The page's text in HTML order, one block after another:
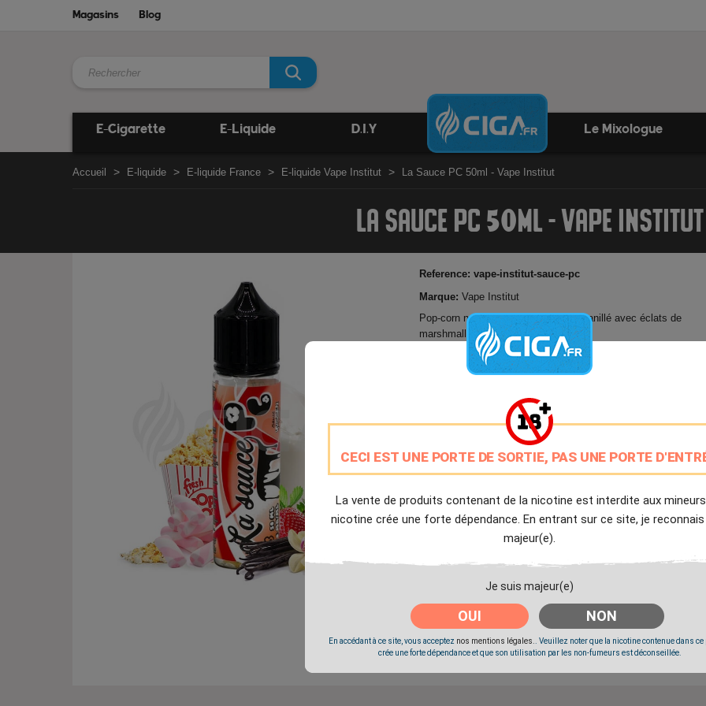
CECI EST UNE PORTE DE SORTIE, PAS UNE PORTE
La vente de produits contenant de la nicotine est interdite aux
nicotine crée une forte dépendance. En entrant sur ce site, je
majeur(e).
Je suis majeur(e)
OUI NON
En accédant à ce site, vous acceptez nos mentions légales.
. Veuillez noter que la nicotine contenue dans
crée une forte dépendance et que son utilisation par les non-fumeurs est déconseillée.
Magasins Blog
E-Cigarette E-Liquide D.I.Y Le Mixologue
Accueil E-liquide E-liquide France E-liquide Vape Institut La Sauce PC 50ml - Vape Institut
LA SAUCE PC 50ML - VAPE INSTITUT
Reference: vape-institut-sauce-pc
Marque: Vape Institut
Pop-corn nappé d'une sauce au lait vanillé avec éclats de
marshmallow et bonbon fraise.
Possibilité d'ajouter booster de nicotine
Elaboré en France
Avis client de Ciga.fr
Livraison Offerte
Expédition Immédiate
Partager
Livré à partir du Mercredi 12 Août 2026.